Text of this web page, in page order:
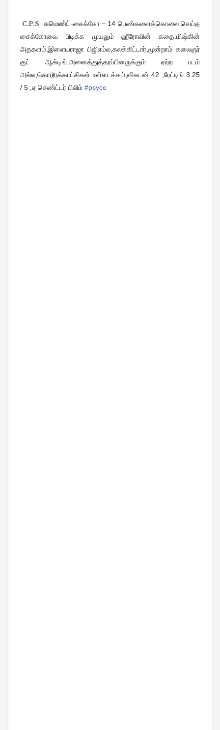
C.P.S கமெண்ட் -சைக்கோ − 14 பெண்களைக்கொலை செய்த
சைக்கோவை பிடிக்க முயலும் ஹீரோவின் கதை.மிஷ்கின்
அதகளம்,இளையராஜா பிஜிஎம்ல,கலக்கிட்டார்,மூன்றாம் கலைஞர்
குட் ஆக்டிங்.அனைத்துத்தரப்பினருக்கும் ஏற்ற படம்
அல்ல,கொடூரக்காட்சிகள் உள்ளடக்கம்,விகடன் 42 ,ரேட்டிங் 3.25
/ 5 ,ஏ செண்ட்டர் பிலிம் #psyco